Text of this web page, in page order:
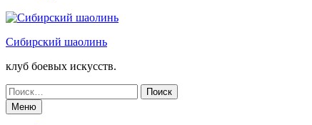
Сибирский шаолинь
клуб боевых искусств.
Поиск
по:Меню